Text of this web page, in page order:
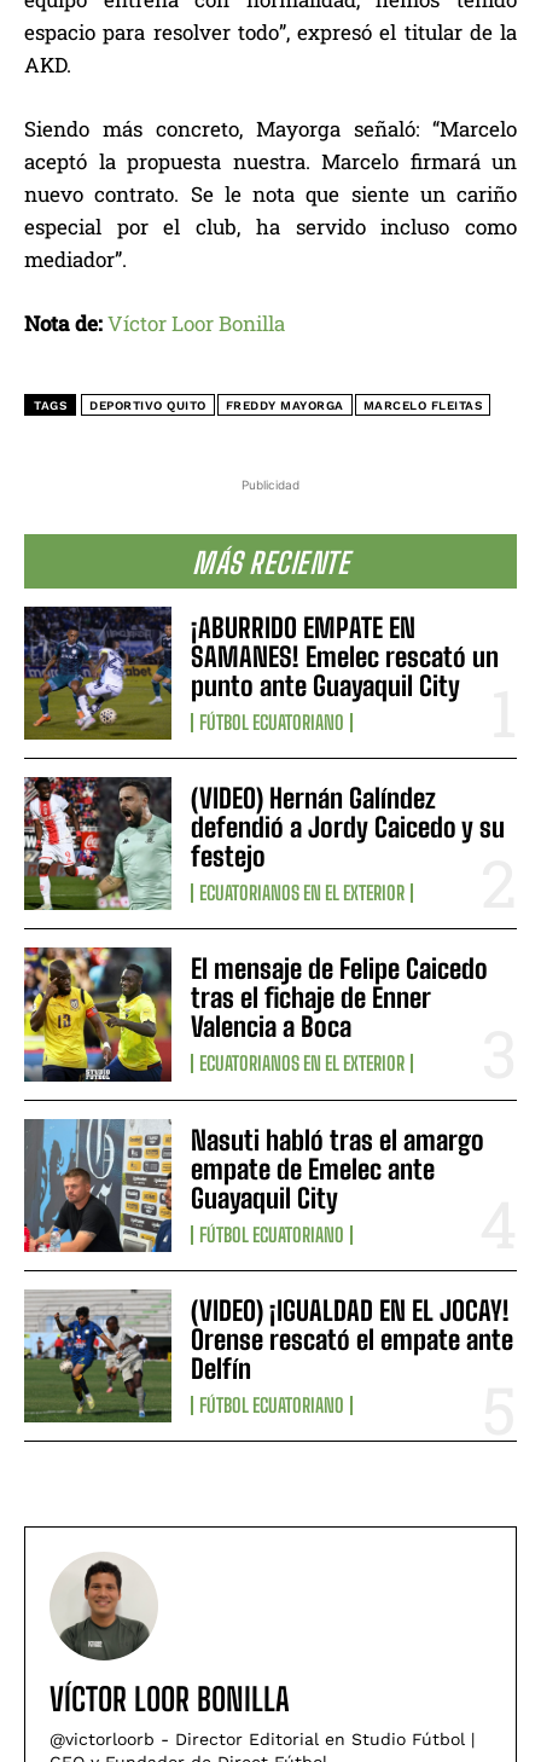
Publicidad
MÁS RECIENTE
¡ABURRIDO EMPATE EN
SAMANES! Emelec rescató un
punto ante Guayaquil City
FÚTBOL ECUATORIANO
(VIDEO) Hernán Galíndez
defendió a Jordy Caicedo y su
festejo
ECUATORIANOS EN EL EXTERIOR
El mensaje de Felipe Caicedo
tras el fichaje de Enner
Valencia a Boca
ECUATORIANOS EN EL EXTERIOR
Nasuti habló tras el amargo
empate de Emelec ante
Guayaquil City
FÚTBOL ECUATORIANO
(VIDEO) ¡IGUALDAD EN EL JOCAY!
Orense rescató el empate ante
Delfín
FÚTBOL ECUATORIANO
espacio para resolver todo”, expresó el titular de la
AKD.
Siendo más concreto, Mayorga señaló: “Marcelo
aceptó la propuesta nuestra. Marcelo firmará un
nuevo contrato. Se le nota que siente un cariño
especial por el club, ha servido incluso como
mediador”.
Nota de:Víctor Loor Bonilla
TAGS DEPORTIVO QUITO FREDDY MAYORGA MARCELO FLEITAS
VÍCTOR LOOR BONILLA
@victorloorb - Director Editorial en Studio Fútbol |